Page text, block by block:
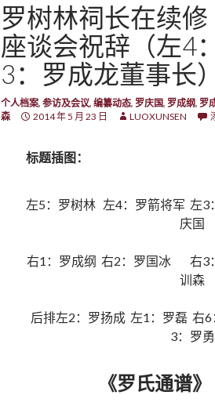
罗树林祠长在续修
座谈会祝辞（左4
3：罗成龙董事长）
个人档案, 参访及会议, 编纂动态, 罗庆国, 罗成纲, 罗
森
2014 年 5 月 23 日 LUOXUNSEN
标题插图：
左5：罗树林 左4：罗箭将军 左3
庆国
右1：罗成纲 右2：罗国冰 右3
训森
后排左2：罗扬成 左1：罗磊 右
3：罗勇
《罗氏通谱》